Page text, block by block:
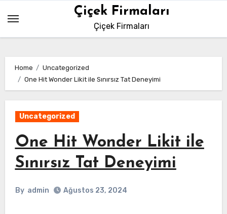
content
Çiçek Firmaları
Çiçek Firmaları
Home
Uncategorized
One Hit Wonder Likit ile Sınırsız Tat Deneyimi
Uncategorized
One Hit Wonder Likit ile
Sınırsız Tat Deneyimi
By admin Ağustos 23, 2024